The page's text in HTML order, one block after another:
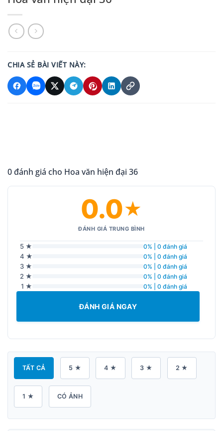
CHIA SẺ BÀI VIẾT NÀY:
0 đánh giá cho Hoa văn hiện đại 36
0.0★
ĐÁNH GIÁ TRUNG BÌNH
5 ★ 0% | 0 đánh giá
4 ★ 0% | 0 đánh giá
3 ★ 0% | 0 đánh giá
2 ★ 0% | 0 đánh giá
1 ★ 0% | 0 đánh giá
ĐÁNH GIÁ NGAY
TẤT CẢ 5 ★ 4 ★ 3 ★ 2 ★
1 ★ CÓ ẢNH